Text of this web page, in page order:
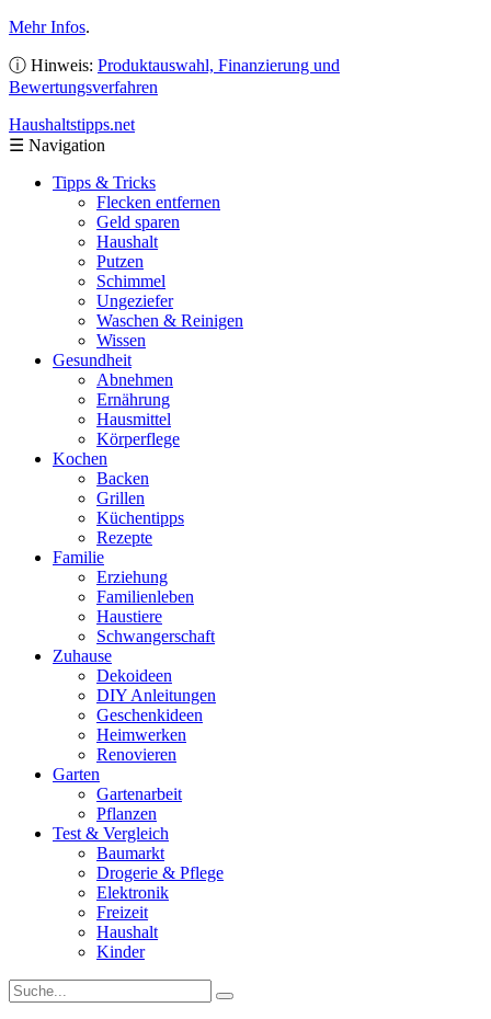
Mehr Infos.
ⓘ Hinweis: Produktauswahl, Finanzierung und
Bewertungsverfahren
Haushaltstipps.net
☰ Navigation
Tipps & Tricks
Flecken entfernen
Geld sparen
Haushalt
Putzen
Schimmel
Ungeziefer
Waschen & Reinigen
Wissen
Gesundheit
Abnehmen
Ernährung
Hausmittel
Körperflege
Kochen
Backen
Grillen
Küchentipps
Rezepte
Familie
Erziehung
Familienleben
Haustiere
Schwangerschaft
Zuhause
Dekoideen
DIY Anleitungen
Geschenkideen
Heimwerken
Renovieren
Garten
Gartenarbeit
Pflanzen
Test & Vergleich
Baumarkt
Drogerie & Pflege
Elektronik
Freizeit
Haushalt
Kinder